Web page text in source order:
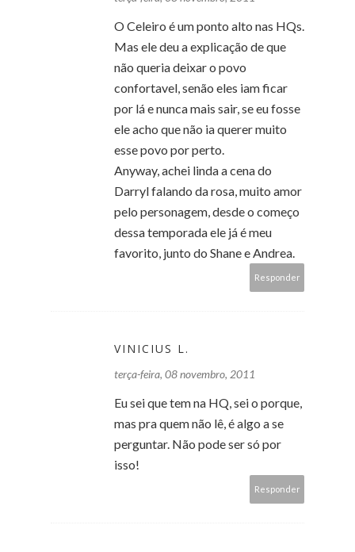
O Celeiro é um ponto alto nas HQs.
Mas ele deu a explicação de que
não queria deixar o povo
confortavel, senão eles iam ficar
por lá e nunca mais sair, se eu fosse
ele acho que não ia querer muito
esse povo por perto.
Anyway, achei linda a cena do
Darryl falando da rosa, muito amor
pelo personagem, desde o começo
dessa temporada ele já é meu
favorito, junto do Shane e Andrea.
Responder
VINICIUS L.
terça-feira, 08 novembro, 2011
Eu sei que tem na HQ, sei o porque,
mas pra quem não lê, é algo a se
perguntar. Não pode ser só por
isso!
Responder